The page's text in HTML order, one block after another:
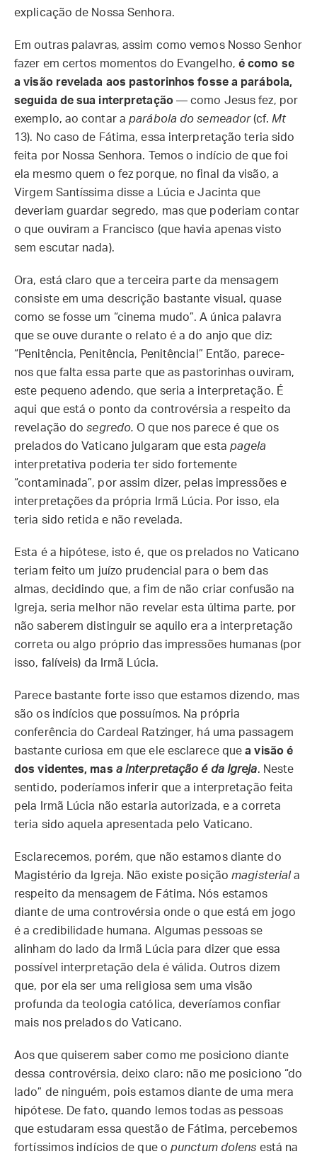
explicação de Nossa Senhora.
Em outras palavras, assim como vemos Nosso Senhor
fazer em certos momentos do Evangelho, é como se
a visão revelada aos pastorinhos fosse a parábola,
seguida de sua interpretação— como Jesus fez, por
exemplo, ao contar aparábola do semeador(cf. Mt
13). No caso de Fátima, essa interpretação teria sido
feita por Nossa Senhora. Temos o indício de que foi
ela mesmo quem o fez porque, no final da visão, a
Virgem Santíssima disse a Lúcia e Jacinta que
deveriam guardar segredo, mas que poderiam contar
o que ouviram a Francisco (que havia apenas visto
sem escutar nada).
Ora, está claro que a terceira parte da mensagem
consiste em uma descrição bastante visual, quase
como se fosse um “cinema mudo”. A única palavra
que se ouve durante o relato é a do anjo que diz:
“Penitência, Penitência, Penitência!” Então, parece-
nos que falta essa parte que as pastorinhas ouviram,
este pequeno adendo, que seria a interpretação. É
aqui que está o ponto da controvérsia a respeito da
revelação dosegredo. O que nos parece é que os
prelados do Vaticano julgaram que esta pagela
interpretativa poderia ter sido fortemente
“contaminada”, por assim dizer, pelas impressões e
interpretações da própria Irmã Lúcia. Por isso, ela
teria sido retida e não revelada.
Esta é a hipótese, isto é, que os prelados no Vaticano
teriam feito um juízo prudencial para o bem das
almas, decidindo que, a fim de não criar confusão na
Igreja, seria melhor não revelar esta última parte, por
não saberem distinguir se aquilo era a interpretação
correta ou algo próprio das impressões humanas (por
isso, falíveis) da Irmã Lúcia.
Parece bastante forte isso que estamos dizendo, mas
são os indícios que possuímos. Na própria
conferência do Cardeal Ratzinger, há uma passagem
bastante curiosa em que ele esclarece quea visão é
dos videntes, mas a interpretação é da Igreja. Neste
sentido, poderíamos inferir que a interpretação feita
pela Irmã Lúcia não estaria autorizada, e a correta
teria sido aquela apresentada pelo Vaticano.
Esclarecemos, porém, que não estamos diante do
Magistério da Igreja. Não existe posiçãomagisterial a
respeito da mensagem de Fátima. Nós estamos
diante de uma controvérsia onde o que está em jogo
é a credibilidade humana. Algumas pessoas se
alinham do lado da Irmã Lúcia para dizer que essa
possível interpretação dela é válida. Outros dizem
que, por ela ser uma religiosa sem uma visão
profunda da teologia católica, deveríamos confiar
mais nos prelados do Vaticano.
Aos que quiserem saber como me posiciono diante
dessa controvérsia, deixo claro: não me posiciono “do
lado” de ninguém, pois estamos diante de uma mera
hipótese. De fato, quando lemos todas as pessoas
que estudaram essa questão de Fátima, percebemos
fortíssimos indícios de que opunctum dolens está na